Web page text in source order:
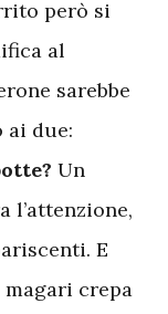
però si
al
sarebbe
ai due:
Un
E
crepa